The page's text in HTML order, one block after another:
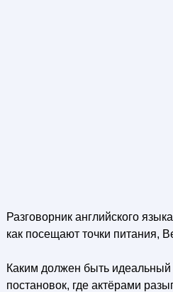
Разговорник английского
как посещают точки питания,
Каким должен быть идеальный
постановок, где актёрами